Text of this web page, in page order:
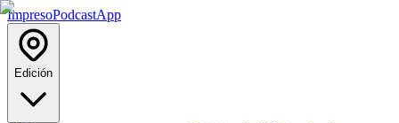
ImpresoPodcastApp
Edición